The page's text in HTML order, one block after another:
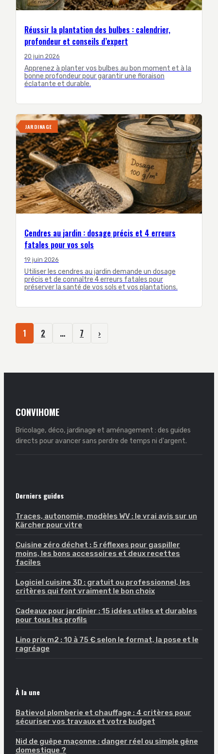
Réussir la plantation des bulbes : calendrier,
profondeur et conseils d’expert
20 juin 2026
Apprenez à planter vos bulbes au bon moment et à la
bonne profondeur pour garantir une floraison
éclatante et durable.
JARDINAGE
Cendres au jardin : dosage précis et 4 erreurs
fatales pour vos sols
19 juin 2026
Utiliser les cendres au jardin demande un dosage
précis et de connaître 4 erreurs fatales pour
préserver la santé de vos sols et vos plantations.
1 2 … 7 ›
CONVIHOME
Bricolage, déco, jardinage et aménagement : des guides
directs pour avancer sans perdre de temps ni d'argent.
Derniers guides
Traces, autonomie, modèles WV : le vrai avis sur un
Kärcher pour vitre
Cuisine zéro déchet : 5 réflexes pour gaspiller
moins, les bons accessoires et deux recettes
faciles
Logiciel cuisine 3D : gratuit ou professionnel, les
critères qui font vraiment le bon choix
Cadeaux pour jardinier : 15 idées utiles et durables
pour tous les profils
Lino prix m2 : 10 à 75 € selon le format, la pose et le
ragréage
À la une
Batievol plomberie et chauffage : 4 critères pour
sécuriser vos travaux et votre budget
Nid de guêpe maçonne : danger réel ou simple gêne
domestique ?